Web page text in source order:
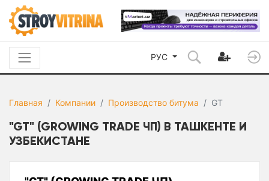
РУС
Главная Компании Производство битума GT
"GT" (GROWING TRADE ЧП) В ТАШКЕНТЕ И
УЗБЕКИСТАНЕ